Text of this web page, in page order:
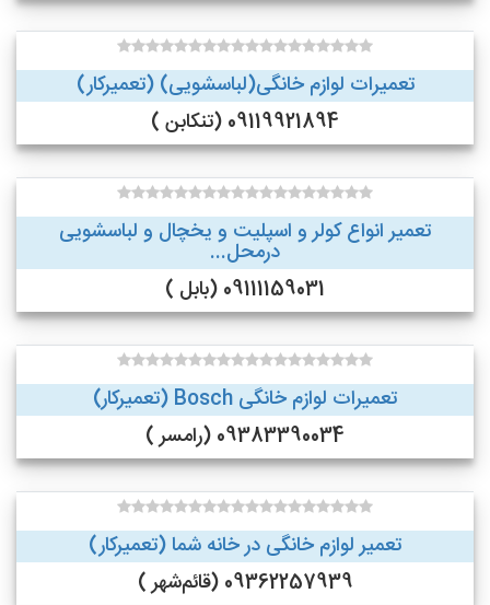
تعمیرات لوازم خانگی(لباسشویی) (تعمیرکار)
09119921894 (تنکابن )
تعمیر انواع کولر و اسپلیت و یخچال و لباسشویی
درمحل...
09111159031 (بابل )
تعمیرات لوازم خانگی Bosch (تعمیرکار)
09383390034 (رامسر )
تعمیر لوازم خانگی در خانه شما (تعمیرکار)
09362257939 (قائم‌شهر )